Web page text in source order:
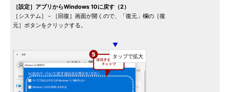
［設定］アプリからWindows 10に戻す（2）
［システム］－［回復］画面が開くので、「復元」欄の［復
元］ボタンをクリックする。
▼